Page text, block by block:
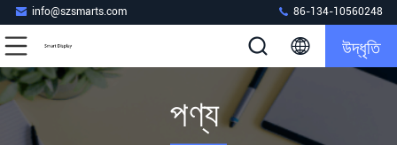
info@szsmarts.com 86-134-10560248
উদ্ধৃতি
পণ্য